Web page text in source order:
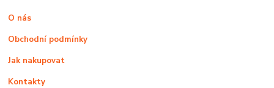
O nás
Obchodní podmínky
Jak nakupovat
Kontakty